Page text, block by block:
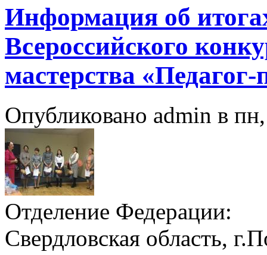
Информация об
Всероссийского
мастерства
Опубликовано admin в
Отделение Федерации:
Свердловская область,